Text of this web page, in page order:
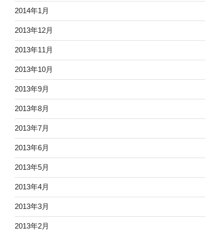
2014年1月
2013年12月
2013年11月
2013年10月
2013年9月
2013年8月
2013年7月
2013年6月
2013年5月
2013年4月
2013年3月
2013年2月